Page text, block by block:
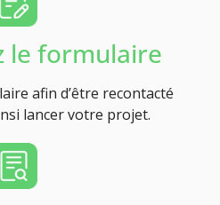
le formulaire
afin d’être recontacté
lancer votre projet.